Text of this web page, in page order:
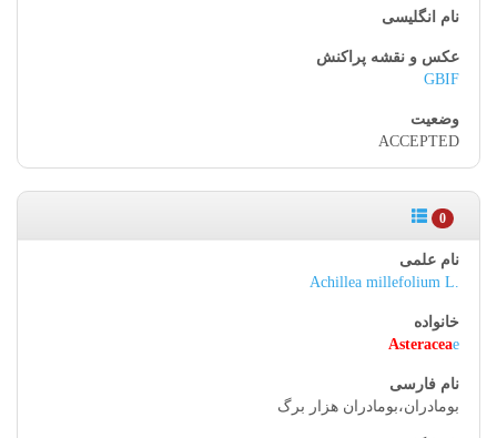
GBIF
ACCEPTED
0
Achillea millefolium L.
Asteraceae
بومادران،بومادران هزار برگ